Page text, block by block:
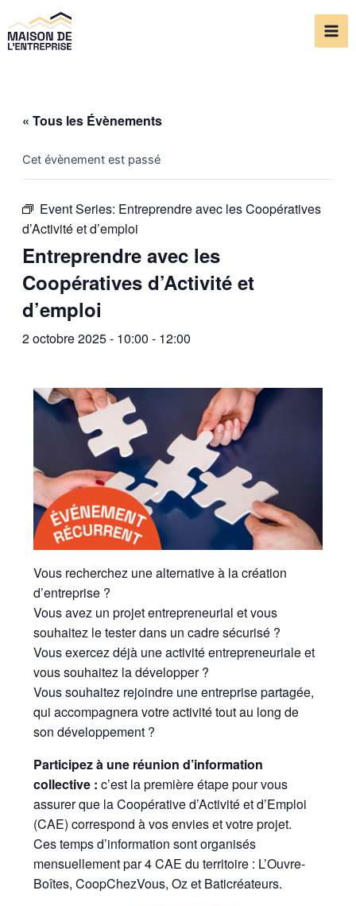
au
contenu
« Tous les Évènements
Cet évènement est passé
Event Series: Entreprendre avec les Coopératives
d’Activité et d’emploi
Entreprendre avec les
Coopératives d’Activité et
d’emploi
2 octobre 2025 - 10:00 - 12:00
Vous recherchez une alternative à la création
d’entreprise ?
Vous avez un projet entrepreneurial et vous
souhaitez le tester dans un cadre sécurisé ?
Vous exercez déjà une activité entrepreneuriale et
vous souhaitez la développer ?
Vous souhaitez rejoindre une entreprise partagée,
qui accompagnera votre activité tout au long de
son développement ?
Participez à une réunion d’information
collective : c’est la première étape pour vous
assurer que la Coopérative d’Activité et d’Emploi
(CAE) correspond à vos envies et votre projet.
Ces temps d’information sont organisés
mensuellement par 4 CAE du territoire : L’Ouvre-
Boîtes, CoopChezVous, Oz et Baticréateurs.